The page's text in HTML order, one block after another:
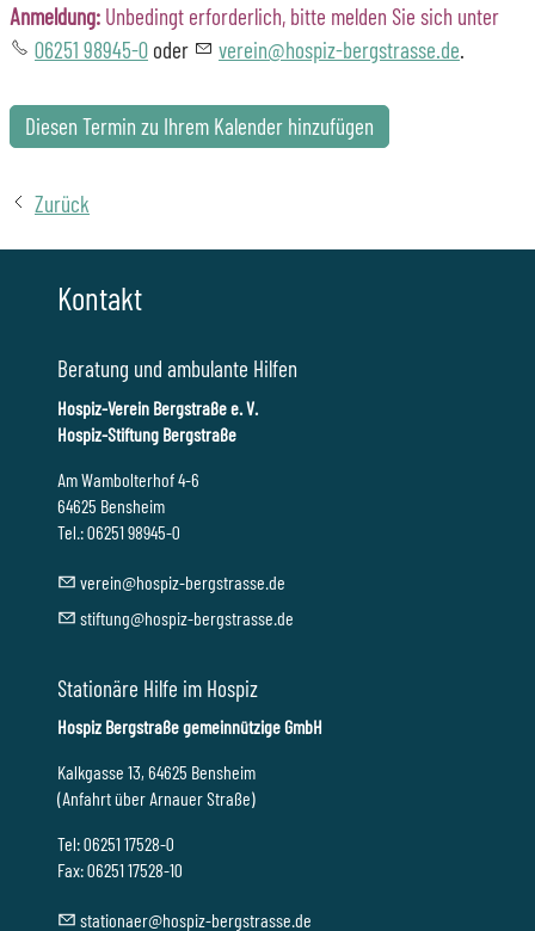
Anmeldung: Unbedingt erforderlich, bitte melden Sie sich unter
06251 98945-0 oder verein@hospiz-bergstrasse.de.
Diesen Termin zu Ihrem Kalender hinzufügen
Zurück
Kontakt
Beratung und ambulante Hilfen
Hospiz-Verein Bergstraße e. V.
Hospiz-Stiftung Bergstraße
Am Wambolterhof 4-6
64625 Bensheim
Tel.: 06251 98945-0
v r n h sp z-b rgstr ss d
stft ng h sp z-b rgstr ss d
Stationäre Hilfe im Hospiz
Hospiz Bergstraße gemeinnützige GmbH
Kalkgasse 13, 64625 Bensheim
(Anfahrt über Arnauer Straße)
Tel: 06251 17528-0
Fax: 06251 17528-10
st t n r h sp z-b rgstr ss d